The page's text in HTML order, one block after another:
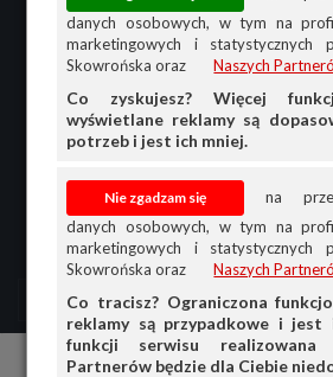
danych osobowych, w tym na
marketingowych i statystycznych
Skowrońska oraz
Naszych
Co zyskujesz? Więcej
wyświetlane reklamy są
potrzeb i jest ich mniej.
na
danych osobowych, w tym na
marketingowych i statystycznych
Skowrońska oraz
Naszych
Co tracisz? Ograniczona
reklamy są przypadkowe i jest
funkcji serwisu realizowana
Partnerów będzie dla Ciebie
MENU
PRZEGLĄD
Chemia Płyny Eksploatacyjne